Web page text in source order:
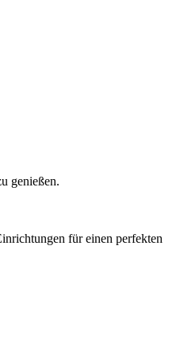
genießen.
für einen perfekten